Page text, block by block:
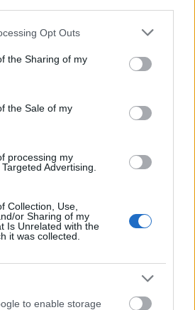
app uses one or more Google
usage behaviour. You may click to
Google and its third-party tags to
specified purposes in below Google
Opt Outs
the Sharing of my
the Sale of my
processing my
Advertising.
Collection, Use,
or Sharing of my
Is Unrelated with the
it was collected.
to enable storage
csökken a riasztás
hírek
vízellátása
tehermentesíti a
rendszert a STRABAG